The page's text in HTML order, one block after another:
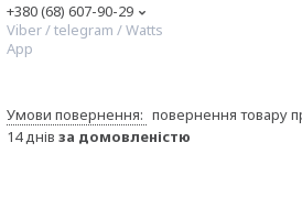
+380 (68) 607-90-29
Viber / telegram / Watts
App
повернення товару
14 днів за домовленістю